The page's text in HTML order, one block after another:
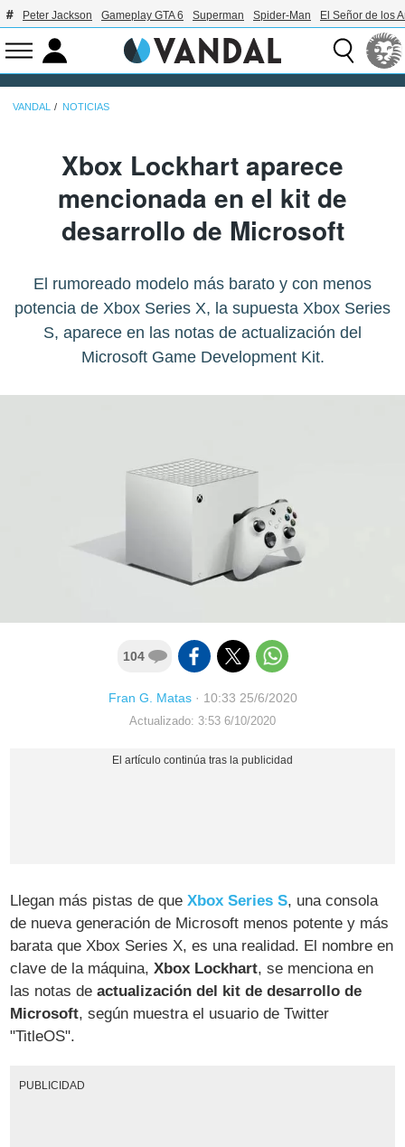
Peter Jackson Gameplay GTA 6 Superman Spider-Man El Señor de los
VANDAL NOTICIAS
Xbox Lockhart aparece
mencionada en el kit de
desarrollo de Microsoft
El rumoreado modelo más barato y con menos
potencia de Xbox Series X, la supuesta Xbox Series
S, aparece en las notas de actualización del
Microsoft Game Development Kit.
104
Fran G. Matas· 10:33 25/6/2020
Actualizado: 3:53 6/10/2020
Llegan más pistas de queXbox Series S, una consola
de nueva generación de Microsoft menos potente y más
barata que Xbox Series X, es una realidad. El nombre en
clave de la máquina,Xbox Lockhart, se menciona en
las notas deactualización del kit de desarrollo de
Microsoft, según muestra el usuario de Twitter
"TitleOS".
PUBLICIDAD